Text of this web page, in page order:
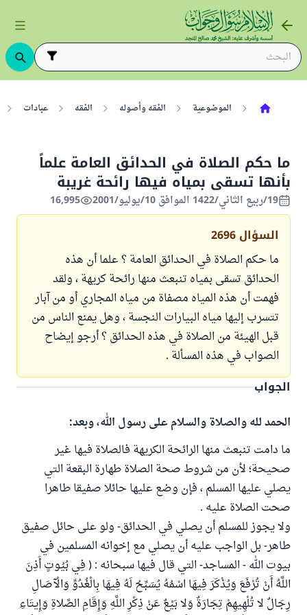
الموضوعية الفقه وأصوله الفقه عبادات
ما حكم الصلاة في الحدائق العامة علماً
بأنها تسقى بمياه فيها رائحة غريبة
19/ربيع الثاني/1422 الموافق 10/يوليو/2001 16,995
السؤال 2696
ما حكم الصلاة في الحدائق العامة ؟ علما أن هذه
الحدائق تسقى بمياه تنبعث منها رائحة كريهة ، ولقد
فهمت أن هذه المياه مصفاة من مياه المجاري أو من آبار
تتسرب إليها مياه البيارات النجسة ، وهل يمنع الناس من
قبل الهيئة من الصلاة في هذه الحدائق ؟ أرجو إيضاح
الصواب في هذه المسألة .
الجواب
الحمد لله والصلاة والسلام على رسول الله، وبعد:
ما دامت تنبعث منها الرائحة الكريهة فالصلاة فيها غير
صحيحة؛ لأن من شروط صحة الصلاة طهارة البقعة التي
يصلي عليها المسلم ، فإن وضع عليها حائلا صفيقا طاهرا
صحت الصلاة عليه .
ولا يجوز للمسلم أن يصلي في الحدائق- ولو على حائل صفيق
طاهر- بل الواجب عليه أن يصلي مع إخوانه المسلمين في
بيوت الله - المساجد- التي قال فيها سبحانه : ( فِي بُيُوتٍ أَذِنَ
اللَّهُ أَنْ تُرْفَعَ وَيُذْكَرَ فِيهَا اسْمُهُ يُسَبِّحُ لَهُ فِيهَا بِالْغُدُوِّ وَالْآصَالِ
رِجَالٌ لا تُلْهِيهِمْ تِجَارَةٌ وَلا بَيْعٌ عَنْ ذِكْرِ اللَّهِ وَإِقَامِ الصَّلاةِ وَإِيتَاءِ